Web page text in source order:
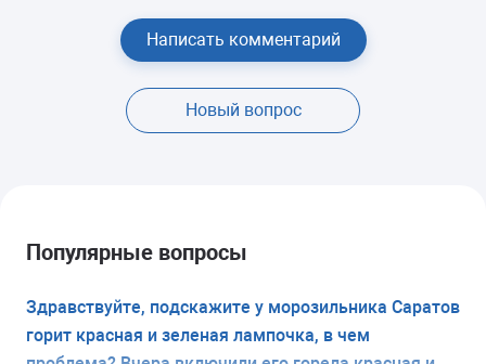
Написать комментарий
Новый вопрос
Популярные вопросы
Здравствуйте, подскажите у морозильника Саратов
горит красная и зеленая лампочка, в чем